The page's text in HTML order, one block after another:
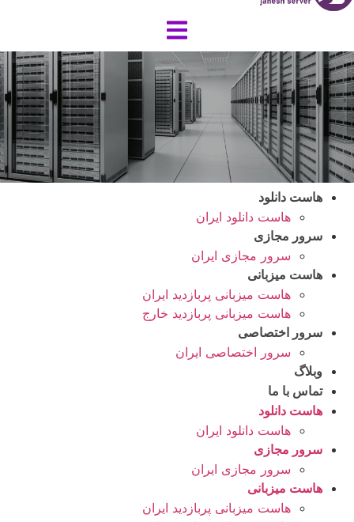
هاست دانلود
هاست دانلود ایران
سرور مجازی
سرور مجازی ایران
هاست میزبانی
هاست میزبانی پربازدید ایران
هاست میزبانی پربازدید خارج
سرور اختصاصی
سرور اختصاصی ایران
وبلاگ
تماس با ما
هاست دانلود
هاست دانلود ایران
سرور مجازی
سرور مجازی ایران
هاست میزبانی
هاست میزبانی پربازدید ایران